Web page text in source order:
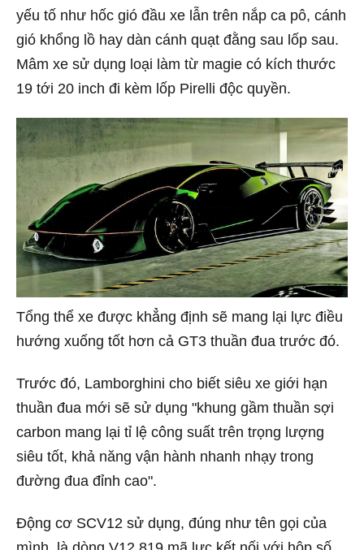
yếu tố như hốc gió đầu xe lẫn trên nắp ca pô, cánh
gió khổng lồ hay dàn cánh quạt đằng sau lốp sau.
Mâm xe sử dụng loại làm từ magie có kích thước
19 tới 20 inch đi kèm lốp Pirelli độc quyền.
Tổng thể xe được khẳng định sẽ mang lại lực điều
hướng xuống tốt hơn cả GT3 thuần đua trước đó.
Trước đó, Lamborghini cho biết siêu xe giới hạn
thuần đua mới sẽ sử dụng "khung gầm thuần sợi
carbon mang lại tỉ lệ công suất trên trọng lượng
siêu tốt, khả năng vận hành nhanh nhạy trong
đường đua đỉnh cao".
Động cơ SCV12 sử dụng, đúng như tên gọi của